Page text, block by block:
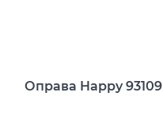
Оправа Happy 93109